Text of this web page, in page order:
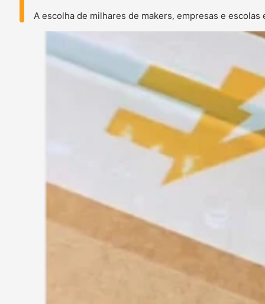
A escolha de milhares de makers, empresas e escolas